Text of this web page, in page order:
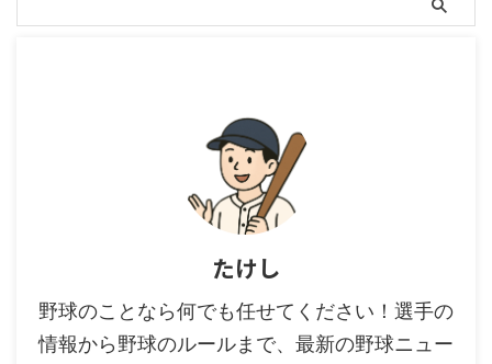
たけし
野球のことなら何でも任せてください！選手の
情報から野球のルールまで、最新の野球ニュー